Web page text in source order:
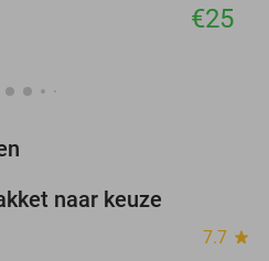
€25
naar keuze
7.7 star